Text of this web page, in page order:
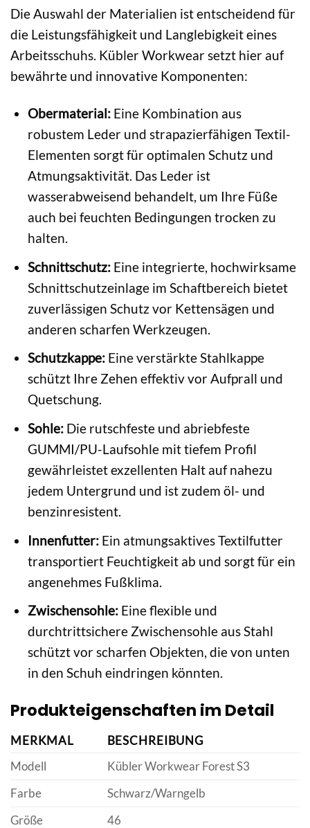
Die Auswahl der Materialien ist entscheidend für
die Leistungsfähigkeit und Langlebigkeit eines
Arbeitsschuhs. Kübler Workwear setzt hier auf
bewährte und innovative Komponenten:
Obermaterial:Eine Kombination aus
robustem Leder und strapazierfähigen Textil-
Elementen sorgt für optimalen Schutz und
Atmungsaktivität. Das Leder ist
wasserabweisend behandelt, um Ihre Füße
auch bei feuchten Bedingungen trocken zu
halten.
Schnittschutz:Eine integrierte, hochwirksame
Schnittschutzeinlage im Schaftbereich bietet
zuverlässigen Schutz vor Kettensägen und
anderen scharfen Werkzeugen.
Schutzkappe:Eine verstärkte Stahlkappe
schützt Ihre Zehen effektiv vor Aufprall und
Quetschung.
Sohle:Die rutschfeste und abriebfeste
GUMMI/PU-Laufsohle mit tiefem Profil
gewährleistet exzellenten Halt auf nahezu
jedem Untergrund und ist zudem öl- und
benzinresistent.
Innenfutter:Ein atmungsaktives Textilfutter
transportiert Feuchtigkeit ab und sorgt für ein
angenehmes Fußklima.
Zwischensohle:Eine flexible und
durchtrittsichere Zwischensohle aus Stahl
schützt vor scharfen Objekten, die von unten
in den Schuh eindringen könnten.
Produkteigenschaften im Detail
MERKMAL
BESCHREIBUNG
Modell
Kübler Workwear Forest S3
Farbe
Schwarz/Warngelb
Größe
46